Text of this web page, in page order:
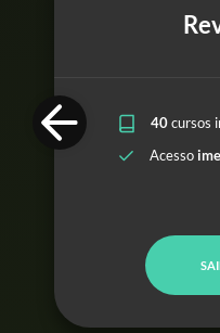
40cursos
Acesso